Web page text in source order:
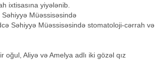
ixtisasına yiyələnib.
Səhiyyə Müəssisəsində
Səhiyyə Müəssisəsində stomatoloji-cərrah və
Aliyə və Amelya adlı iki gözəl qız